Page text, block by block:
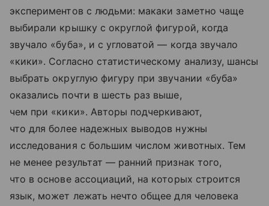
экспериментов с людьми: макаки заметно чаще
выбирали крышку с округлой фигурой, когда
звучало «буба», и с угловатой — когда звучало
«кики». Согласно статистическому анализу, шансы
выбрать округлую фигуру при звучании «буба»
оказались почти в шесть раз выше,
чем при «кики». Авторы подчеркивают,
что для более надежных выводов нужны
исследования с большим числом животных. Тем
не менее результат — ранний признак того,
что в основе ассоциаций, на которых строится
язык, может лежать нечто общее для человека